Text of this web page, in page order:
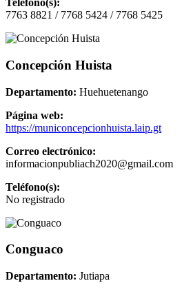
Teléfono(s):
7763 8821 / 7768 5424 / 7768 5425
Concepción Huista
Departamento: Huehuetenango
Página web:
https://municoncepcionhuista.laip.gt
Correo electrónico:
informacionpubliach2020@gmail.com
Teléfono(s):
No registrado
Conguaco
Departamento: Jutiapa